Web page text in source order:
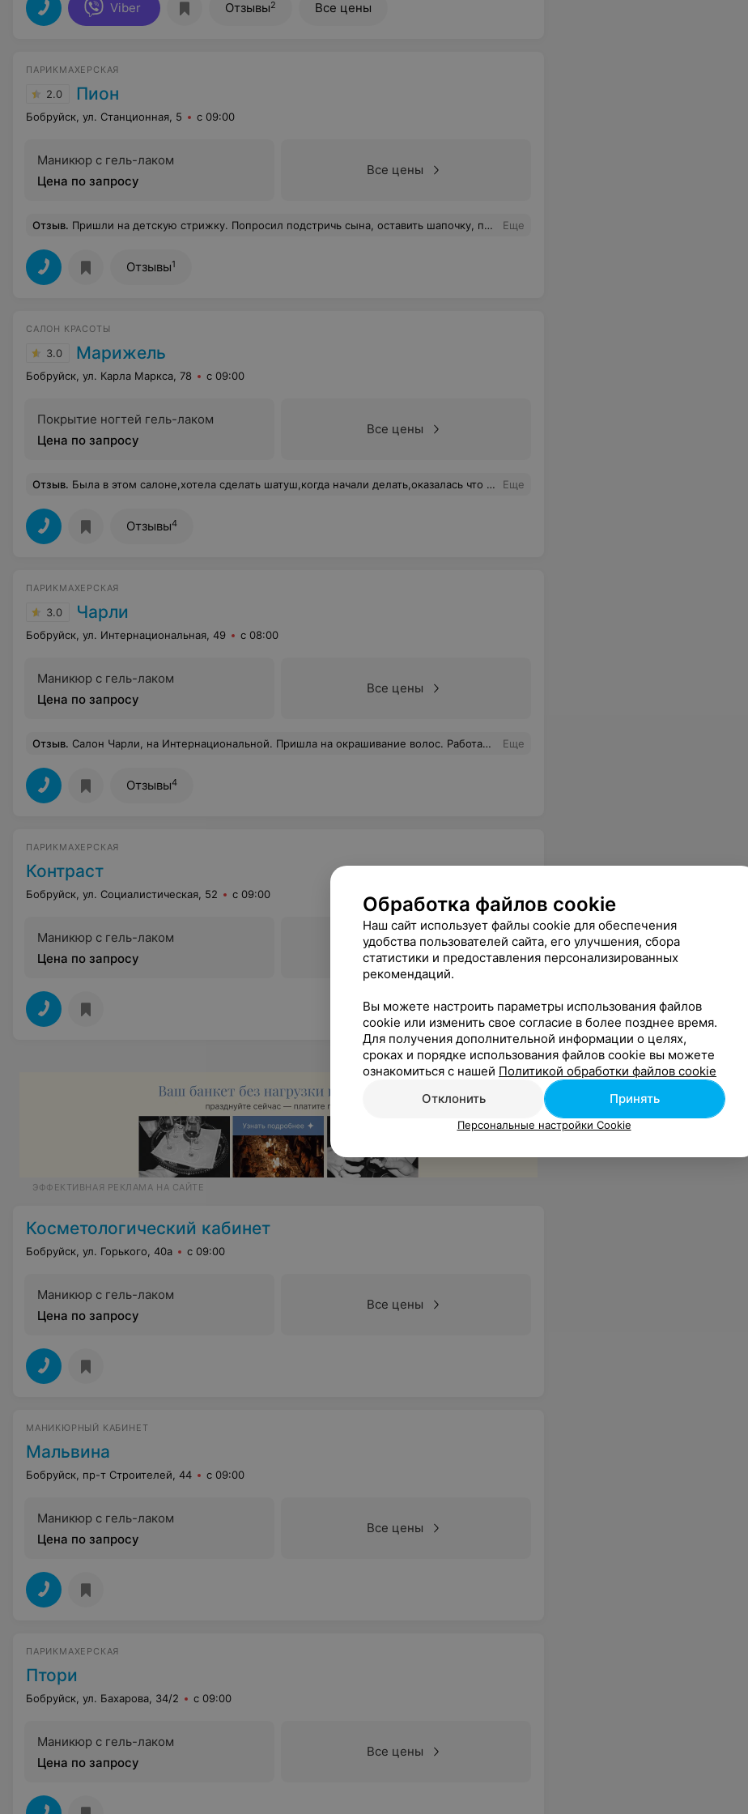
Viber Отзывы2 Все цены
ПАРИКМАХЕРСКАЯ
2.0 Пион
Бобруйск, ул. Станционная, 5 с 09:00
Маникюр с гель-лаком
Цена по запросу
Все цены
Отзыв. Пришли на детскую стрижку. Попросил подстричь сына, оставить шапочку, по бокам и сзади убрать, сделать плавный переход и чтоб чёлка на глаза не лезла. Состригли всё что можно, немного сверху оставили и говорят это шапочка. Сказали, надо было говорить что вы хотите удлинённую стрижку (я простой обыватель в их терминах не разбираюсь). В общем всё, что растили, состригли. Если хотите чтоб вас постригли как вам не надо, то вам сюда! Еще
Отзывы1
САЛОН КРАСОТЫ
3.0 Марижель
Бобруйск, ул. Карла Маркса, 78 с 09:00
Покрытие ногтей гель-лаком
Цена по запросу
Все цены
Отзыв. Была в этом салоне,хотела сделать шатуш,когда начали делать,оказалась что мастер не умеет,запаниковала и сказала,что дальше делать не будет и что именно так она не делала ни разу. В итоге покрасили в дешевую краску и содрали не мало денег. И при этом еще работник доставил мне кучу неудобств. Осталась я недовольна,больше ходить туда не буду. И вопрос: зачем держать таких не профессиональных работников и красить дешевыми красками,которые через две недели смываются. До сих пор в шоке,а прошло уже две недели. Мастер Евгения. Еще
Отзывы4
ПАРИКМАХЕРСКАЯ
3.0 Чарли
Бобруйск, ул. Интернациональная, 49 с 08:00
Маникюр с гель-лаком
Цена по запросу
Все цены
Отзыв. Салон Чарли, на Интернациональной. Пришла на окрашивание волос. Работал один парикмахер, остальные сидели в подсобке. Администратора попросила уговорить, чтобы кто нибудь меня окрасил, но ей отказали и она усадила меня в кресло и стала меня окрашивать сама. Ей предложила помощь уборщица, при этом мне задали много вопросов, почему не окрасила меня дочь или невестка или соседка с 9 го этажа или сама. Короче, пришла в салон, чтобы облегчить свою учесть, а получила стресс. От сушки волос феном отказалась. Пошла домой с мокрым волосом. Администратору спасибо, а мастеров надо заменять/. И это не в первый раз. 30.07.2021г. 10.40 утра. Еще
Отзывы4
ПАРИКМАХЕРСКАЯ
Контраст
Бобруйск, ул. Социалистическая, 52 с 09:00
Маникюр с гель-лаком
Цена по запросу
Все цены
ЭФФЕКТИВНАЯ РЕКЛАМА НА САЙТЕ
Косметологический кабинет
Бобруйск, ул. Горького, 40а с 09:00
Маникюр с гель-лаком
Цена по запросу
Все цены
МАНИКЮРНЫЙ КАБИНЕТ
Мальвина
Бобруйск, пр-т Строителей, 44 с 09:00
Маникюр с гель-лаком
Цена по запросу
Все цены
ПАРИКМАХЕРСКАЯ
Птори
Бобруйск, ул. Бахарова, 34/2 с 09:00
Маникюр с гель-лаком
Цена по запросу
Все цены
Обработка файлов cookie
Наш сайт использует файлы cookie для обеспечения
удобства пользователей сайта, его улучшения, сбора
статистики и предоставления персонализированных
рекомендаций.
Вы можете настроить параметры использования файлов
cookie или изменить свое согласие в более позднее время.
Для получения дополнительной информации о целях,
сроках и порядке использования файлов cookie вы можете
ознакомиться с нашей Политикой обработки файлов cookie
Отклонить
Принять
Персональные настройки Cookie